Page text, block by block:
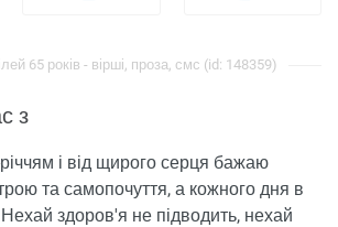
65 років - вірші, проза, смс (id: 148359)
з
і від щирого серця бажаю
та самопочуття, а кожного дня в
Нехай здоров'я не підводить, нехай